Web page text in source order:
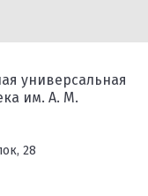
универсальная
им. А. М.
28